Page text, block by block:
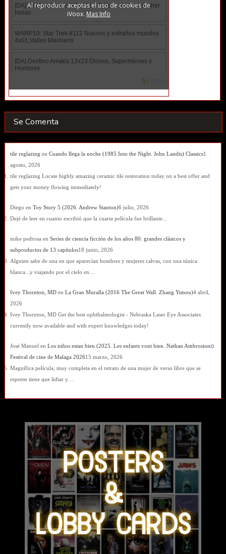
Se Comenta
tile reglazing en Cuando llega la noche (1985 Into the Night. John Landis) Classics1
agosto, 2026
tile reglazing Locate highly amazing ceramic tile restoration today on a best offer and
gets your money flowing immediately!
Diego en Toy Story 5 (2026. Andrew Stanton)6 julio, 2026
Dejé de leer en cuanto escribió que la cuarta película fue brillante...
mike pedrosa en Series de ciencia ficción de los años 80: grandes clásicos y
subproductos de 13 capítulos18 junio, 2026
Alguien sabe de una en que aparecían hombres y mujeres calvas, con una túnica
blanca...y viajando por el cielo en…
Ivey Thornton, MDen La Gran Muralla (2016 The Great Wall. Zhang Yimou)4 abril,
2026
Ivey Thornton, MD Get the best ophthalmologist - Nebraska Laser Eye Associates
currently now available and with expert knowledges today!
José Manuel en Los niños estan bien (2025. Les enfants vont bien. Nathan Ambrosioni)
Festival de cine de Malaga 202615 marzo, 2026
Magnífica película; muy completa en el retrato de una mujer de verso libre que se
repente tiene que lidiar y…